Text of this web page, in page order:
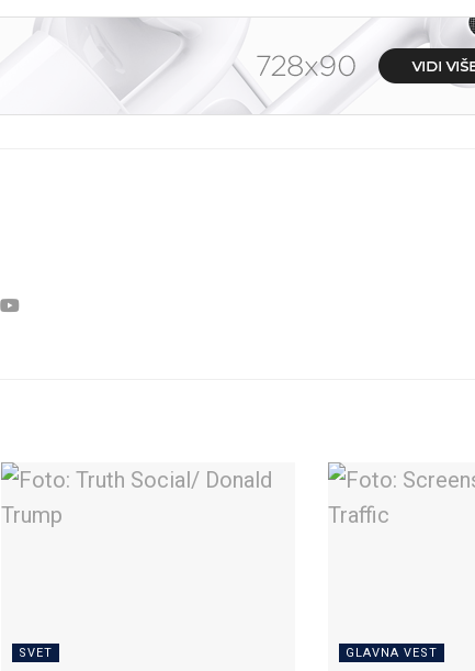
SVET GLAVNA VEST